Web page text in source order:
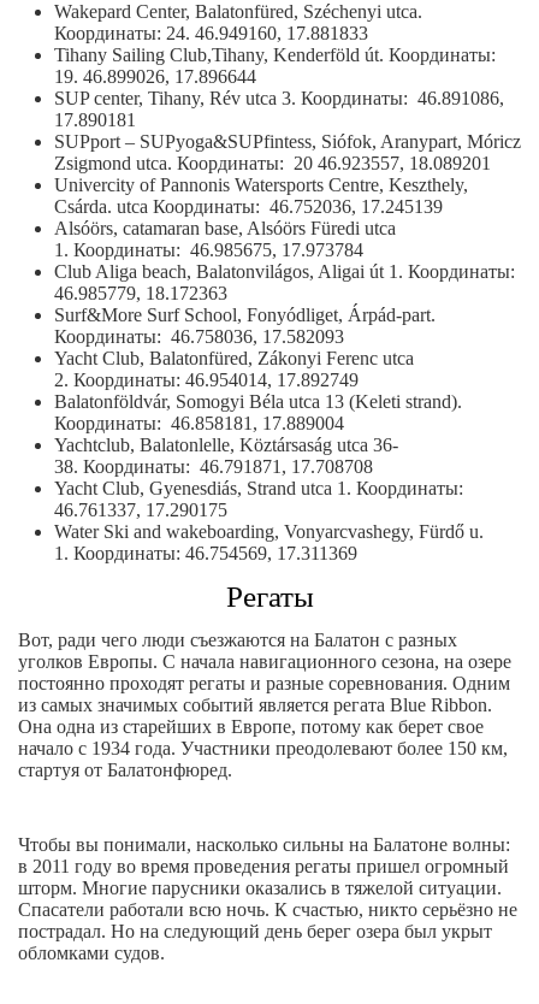
Wakepard Center, Balatonfüred, Széchenyi utca.
Координаты: 24. 46.949160, 17.881833
Tihany Sailing Club,Tihany, Kenderföld út. Координаты:
19. 46.899026, 17.896644
SUP center, Tihany, Rév utca 3. Координаты: 46.891086,
17.890181
SUPport – SUPyoga&SUPfintess, Siófok, Aranypart, Móricz
Zsigmond utca. Координаты: 20 46.923557, 18.089201
Univercity of Pannonis Watersports Centre, Keszthely,
Csárda. utca Координаты: 46.752036, 17.245139
Alsóörs, catamaran base, Alsóörs Füredi utca
1. Координаты: 46.985675, 17.973784
Club Aliga beach, Balatonvilágos, Aligai út 1. Координаты:
46.985779, 18.172363
Surf&More Surf School, Fonyódliget, Árpád-part.
Координаты: 46.758036, 17.582093
Yacht Club, Balatonfüred, Zákonyi Ferenc utca
2. Координаты: 46.954014, 17.892749
Balatonföldvár, Somogyi Béla utca 13 (Keleti strand).
Координаты: 46.858181, 17.889004
Yachtclub, Balatonlelle, Köztársaság utca 36-
38. Координаты: 46.791871, 17.708708
Yacht Club, Gyenesdiás, Strand utca 1. Координаты:
46.761337, 17.290175
Water Ski and wakeboarding, Vonyarcvashegy, Fürdő u.
1. Координаты: 46.754569, 17.311369
Регаты
Вот, ради чего люди съезжаются на Балатон с разных
уголков Европы. С начала навигационного сезона, на озере
постоянно проходят регаты и разные соревнования. Одним
из самых значимых событий является регата Blue Ribbon.
Она одна из старейших в Европе, потому как берет свое
начало с 1934 года. Участники преодолевают более 150 км,
стартуя от Балатонфюред.
Чтобы вы понимали, насколько сильны на Балатоне волны:
в 2011 году во время проведения регаты пришел огромный
шторм. Многие парусники оказались в тяжелой ситуации.
Спасатели работали всю ночь. К счастью, никто серьёзно не
пострадал. Но на следующий день берег озера был укрыт
обломками судов.